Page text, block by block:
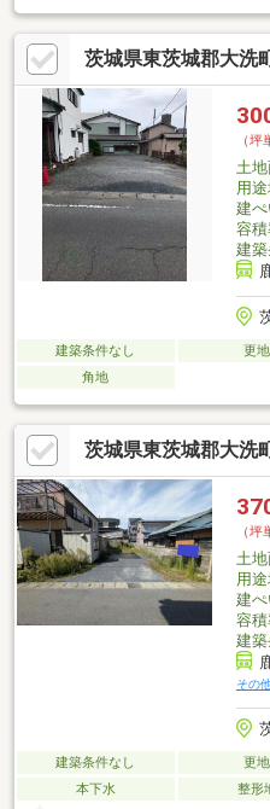
問合せお待ちしております！～
市に本社で創業42年 地元密着企
場企業です・建売、注文(ローコ
ご提案できます・不動産のプロ
茨城県東茨城郡大洗
（坪
土
用
建
容
建
建築条件なし 更地
角地
茨城県東茨城郡大洗
（坪
土
用
建
容
建
その
建築条件なし 更地
本下水
整形